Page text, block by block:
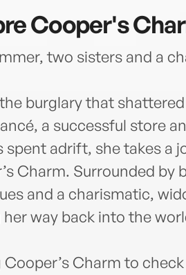
Cooper's
two sisters and a
burglary that
a successful store
spent adrift, she takes a
Charm. Surrounded by
and a charismatic,
way back into the
Charm to